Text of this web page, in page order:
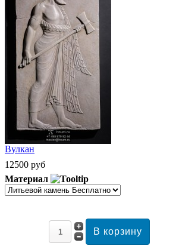
Вулкан
12500 руб
Материал